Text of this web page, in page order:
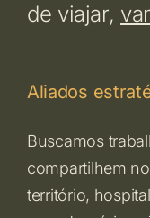
de viajar,
Aliados
Buscamos
compartilhem
território,